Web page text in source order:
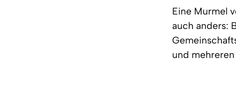
Eine Murmel
auch anders:
und